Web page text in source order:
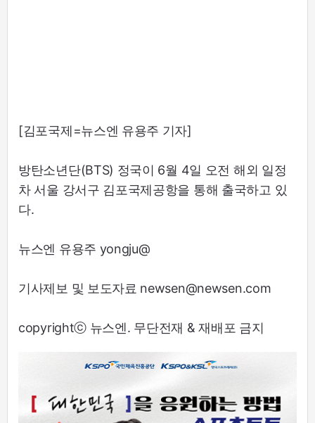
[김포국제=뉴스엔 유용주 기자]
방탄소년단(BTS) 정국이 6월 4일 오전 해외 일정
차 서울 강서구 김포국제공항을 통해 출국하고 있
다.
뉴스엔 유용주 yongju@
기사제보 및 보도자료 newsen@newsen.com
copyrightⓒ 뉴스엔. 무단전재 & 재배포 금지